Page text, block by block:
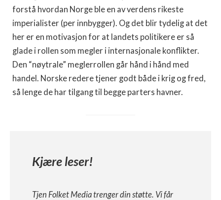
forstå hvordan Norge ble en av verdens rikeste
imperialister (per innbygger). Og det blir tydelig at det
her er en motivasjon for at landets politikere er så
glade i rollen som megler i internasjonale konflikter.
Den “nøytrale” meglerrollen går hånd i hånd med
handel. Norske redere tjener godt både i krig og fred,
så lenge de har tilgang til begge parters havner.
Kjære leser!
Tjen Folket Media trenger din støtte. Vi får